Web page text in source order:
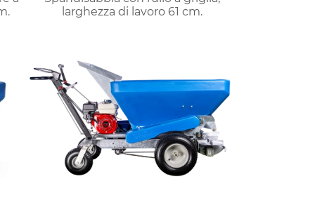
larghezza di lavoro 61 cm.